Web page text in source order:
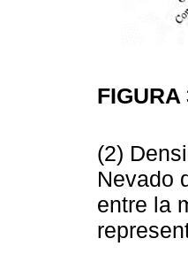
FIGURA
(2)
Nevado
entre la